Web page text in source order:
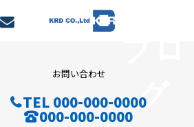
お問い合わせ
TEL 000-000-0000
000-000-0000
グ